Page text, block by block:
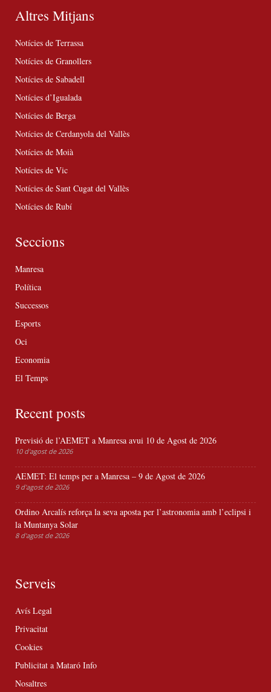
Altres Mitjans
Notícies de Terrassa
Notícies de Granollers
Notícies de Sabadell
Notícies d’Igualada
Notícies de Berga
Notícies de Cerdanyola del Vallès
Notícies de Moià
Notícies de Vic
Notícies de Sant Cugat del Vallès
Notícies de Rubí
Seccions
Manresa
Política
Successos
Esports
Oci
Economia
El Temps
Recent posts
Previsió de l’AEMET a Manresa avui 10 de Agost de 2026
10 d'agost de 2026
AEMET: El temps per a Manresa – 9 de Agost de 2026
9 d'agost de 2026
Ordino Arcalís reforça la seva aposta per l’astronomia amb l’eclipsi i
la Muntanya Solar
8 d'agost de 2026
Serveis
Avís Legal
Privacitat
Cookies
Publicitat a Mataró Info
Nosaltres